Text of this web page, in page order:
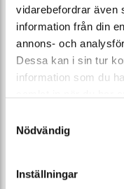
vidarebefordrar även
information från din
annons- och
Dessa kan i sin tur
information som du
Nödvändig
Inställningar
Absorption (L)
Kart/pall
Vikt efter